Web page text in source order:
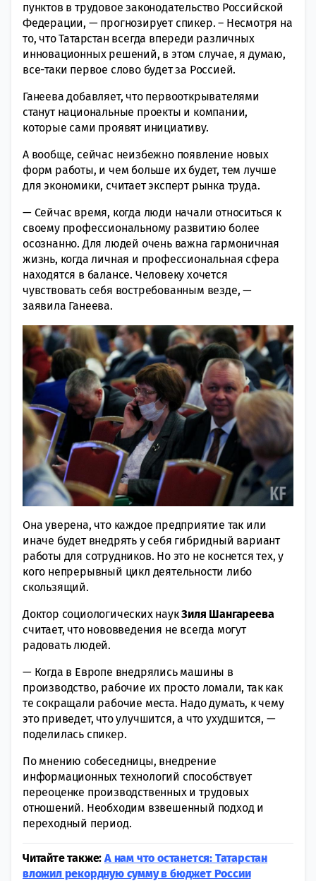
пунктов в трудовое законодательство Российской
Федерации, — прогнозирует спикер. – Несмотря на
то, что Татарстан всегда впереди различных
инновационных решений, в этом случае, я думаю,
все-таки первое слово будет за Россией.
Ганеева добавляет, что первооткрывателями
станут национальные проекты и компании,
которые сами проявят инициативу.
А вообще, сейчас неизбежно появление новых
форм работы, и чем больше их будет, тем лучше
для экономики, считает эксперт рынка труда.
— Сейчас время, когда люди начали относиться к
своему профессиональному развитию более
осознанно. Для людей очень важна гармоничная
жизнь, когда личная и профессиональная сфера
находятся в балансе. Человеку хочется
чувствовать себя востребованным везде, —
заявила Ганеева.
Она уверена, что каждое предприятие так или
иначе будет внедрять у себя гибридный вариант
работы для сотрудников. Но это не коснется тех, у
кого непрерывный цикл деятельности либо
скользящий.
Доктор социологических наукЗиля Шангареева
считает, что нововведения не всегда могут
радовать людей.
— Когда в Европе внедрялись машины в
производство, рабочие их просто ломали, так как
те сокращали рабочие места. Надо думать, к чему
это приведет, что улучшится, а что ухудшится, —
поделилась спикер.
По мнению собеседницы, внедрение
информационных технологий способствует
переоценке производственных и трудовых
отношений. Необходим взвешенный подход и
переходный период.
Читайте также: А нам что останется: Татарстан
вложил рекордную сумму в бюджет России